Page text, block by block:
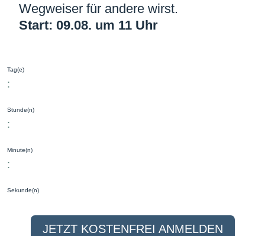
Wegweiser für andere wirst.
Start: 09.08. um 11 Uhr
Tag(e)
:
Stunde(n)
:
Minute(n)
:
Sekunde(n)
JETZT KOSTENFREI ANMELDEN